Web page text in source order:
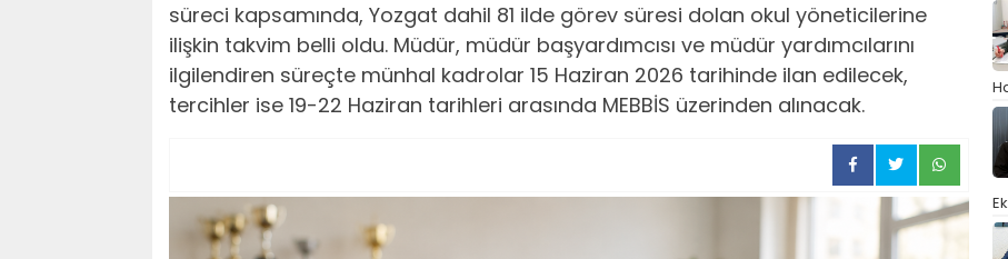
süreci kapsamında, Yozgat dahil 81 ilde görev süresi dolan okul yöneticilerine
ilişkin takvim belli oldu. Müdür, müdür başyardımcısı ve müdür yardımcılarını
ilgilendiren süreçte münhal kadrolar 15 Haziran 2026 tarihinde ilan edilecek,
tercihler ise 19-22 Haziran tarihleri arasında MEBBİS üzerinden alınacak.